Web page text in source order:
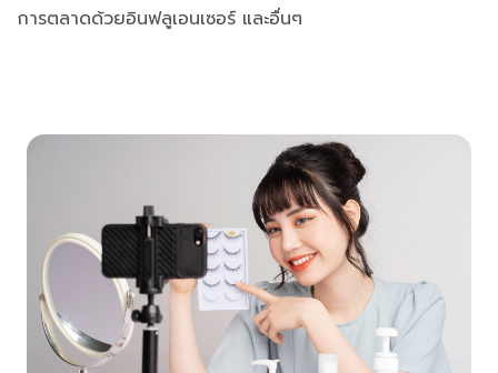
การตลาดด้วยอินฟลูเอนเซอร์ และอื่นๆ